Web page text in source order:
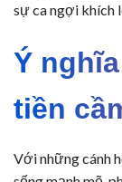
sự ca ngợi khích
Ý
tiền
Với những cánh